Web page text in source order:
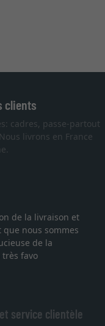
clients
cadres, passe-partout
livrons en France
de la livraison et
nous sommes
de la
favo
service clientèle